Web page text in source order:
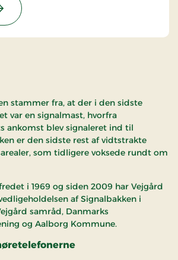
stammer fra, at der i den sidste
var en signalmast, hvorfra
ankomst blev signaleret ind til
er den sidste rest af vidtstrakte
som tidligere voksede rundt om
i 1969 og siden 2009 har Vejgård
af Signalbakken i
samråd, Danmarks
og Aalborg Kommune.